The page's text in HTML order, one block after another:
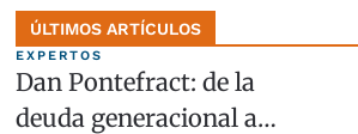
ÚLTIMOS ARTÍCULOS
EXPERTOS
Dan Pontefract: de la
deuda generacional a…